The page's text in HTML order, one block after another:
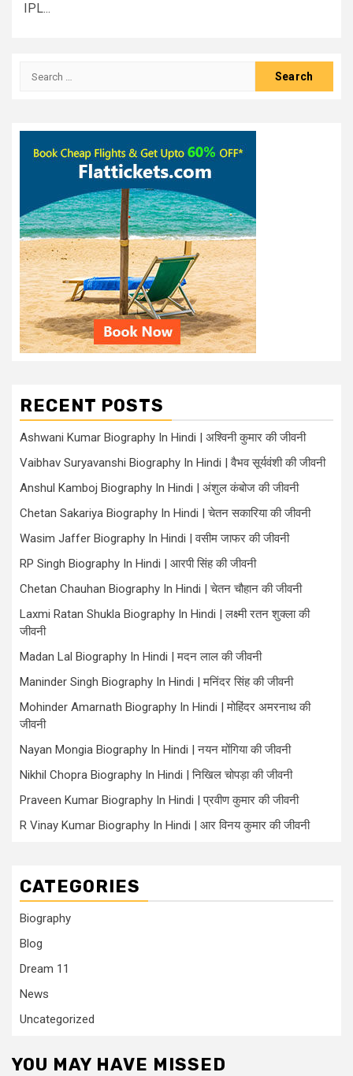
IPL...
RECENT POSTS
Ashwani Kumar Biography In Hindi | अश्विनी कुमार की जीवनी
Vaibhav Suryavanshi Biography In Hindi | वैभव सूर्यवंशी की जीवनी
Anshul Kamboj Biography In Hindi | अंशुल कंबोज की जीवनी
Chetan Sakariya Biography In Hindi | चेतन सकारिया की जीवनी
Wasim Jaffer Biography In Hindi | वसीम जाफर की जीवनी
RP Singh Biography In Hindi | आरपी सिंह की जीवनी
Chetan Chauhan Biography In Hindi | चेतन चौहान की जीवनी
Laxmi Ratan Shukla Biography In Hindi | लक्ष्मी रतन शुक्ला की
जीवनी
Madan Lal Biography In Hindi | मदन लाल की जीवनी
Maninder Singh Biography In Hindi | मनिंदर सिंह की जीवनी
Mohinder Amarnath Biography In Hindi | मोहिंदर अमरनाथ की
जीवनी
Nayan Mongia Biography In Hindi | नयन मोंगिया की जीवनी
Nikhil Chopra Biography In Hindi | निखिल चोपड़ा की जीवनी
Praveen Kumar Biography In Hindi | प्रवीण कुमार की जीवनी
R Vinay Kumar Biography In Hindi | आर विनय कुमार की जीवनी
CATEGORIES
Biography
Blog
Dream 11
News
Uncategorized
YOU MAY HAVE MISSED